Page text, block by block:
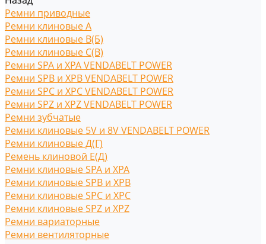
Ремни приводные
Ремни клиновые A
Ремни клиновые В(Б)
Ремни клиновые С(B)
Ремни SPA и XPA VENDABELT POWER
Ремни SPB и XPB VENDABELT POWER
Ремни SPC и XPC VENDABELT POWER
Ремни SPZ и XPZ VENDABELT POWER
Ремни зубчатые
Ремни клиновые 5V и 8V VENDABELT POWER
Ремни клиновые Д(Г)
Ремень клиновой Е(Д)
Ремни клиновые SPA и XPA
Ремни клиновые SPB и XPB
Ремни клиновые SPC и XPC
Ремни клиновые SPZ и XPZ
Ремни вариаторные
Ремни вентиляторные